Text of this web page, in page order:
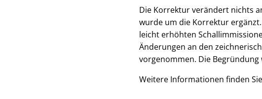
Die Korrektur verändert nichts
wurde um die Korrektur
leicht erhöhten
Änderungen an den
vorgenommen. Die
Weitere Informationen finden